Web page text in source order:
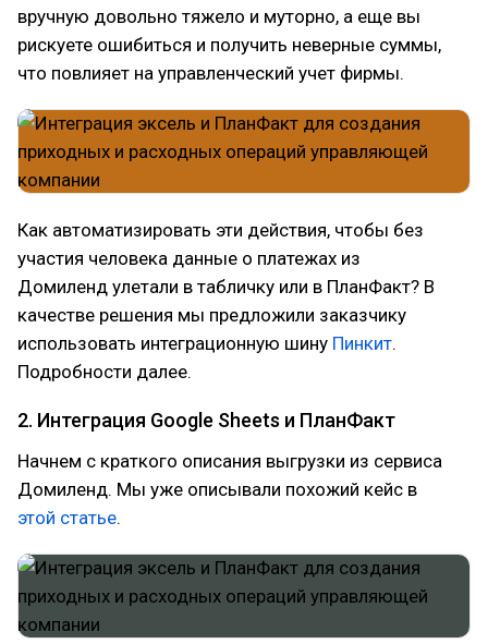
вручную довольно тяжело и муторно, а еще вы
рискуете ошибиться и получить неверные суммы,
что повлияет на управленческий учет фирмы.
Как автоматизировать эти действия, чтобы без
участия человека данные о платежах из
Домиленд улетали в табличку или в ПланФакт? В
качестве решения мы предложили заказчику
использовать интеграционную шину Пинкит.
Подробности далее.
2. Интеграция Google Sheets и ПланФакт
Начнем с краткого описания выгрузки из сервиса
Домиленд. Мы уже описывали похожий кейс в
этой статье.